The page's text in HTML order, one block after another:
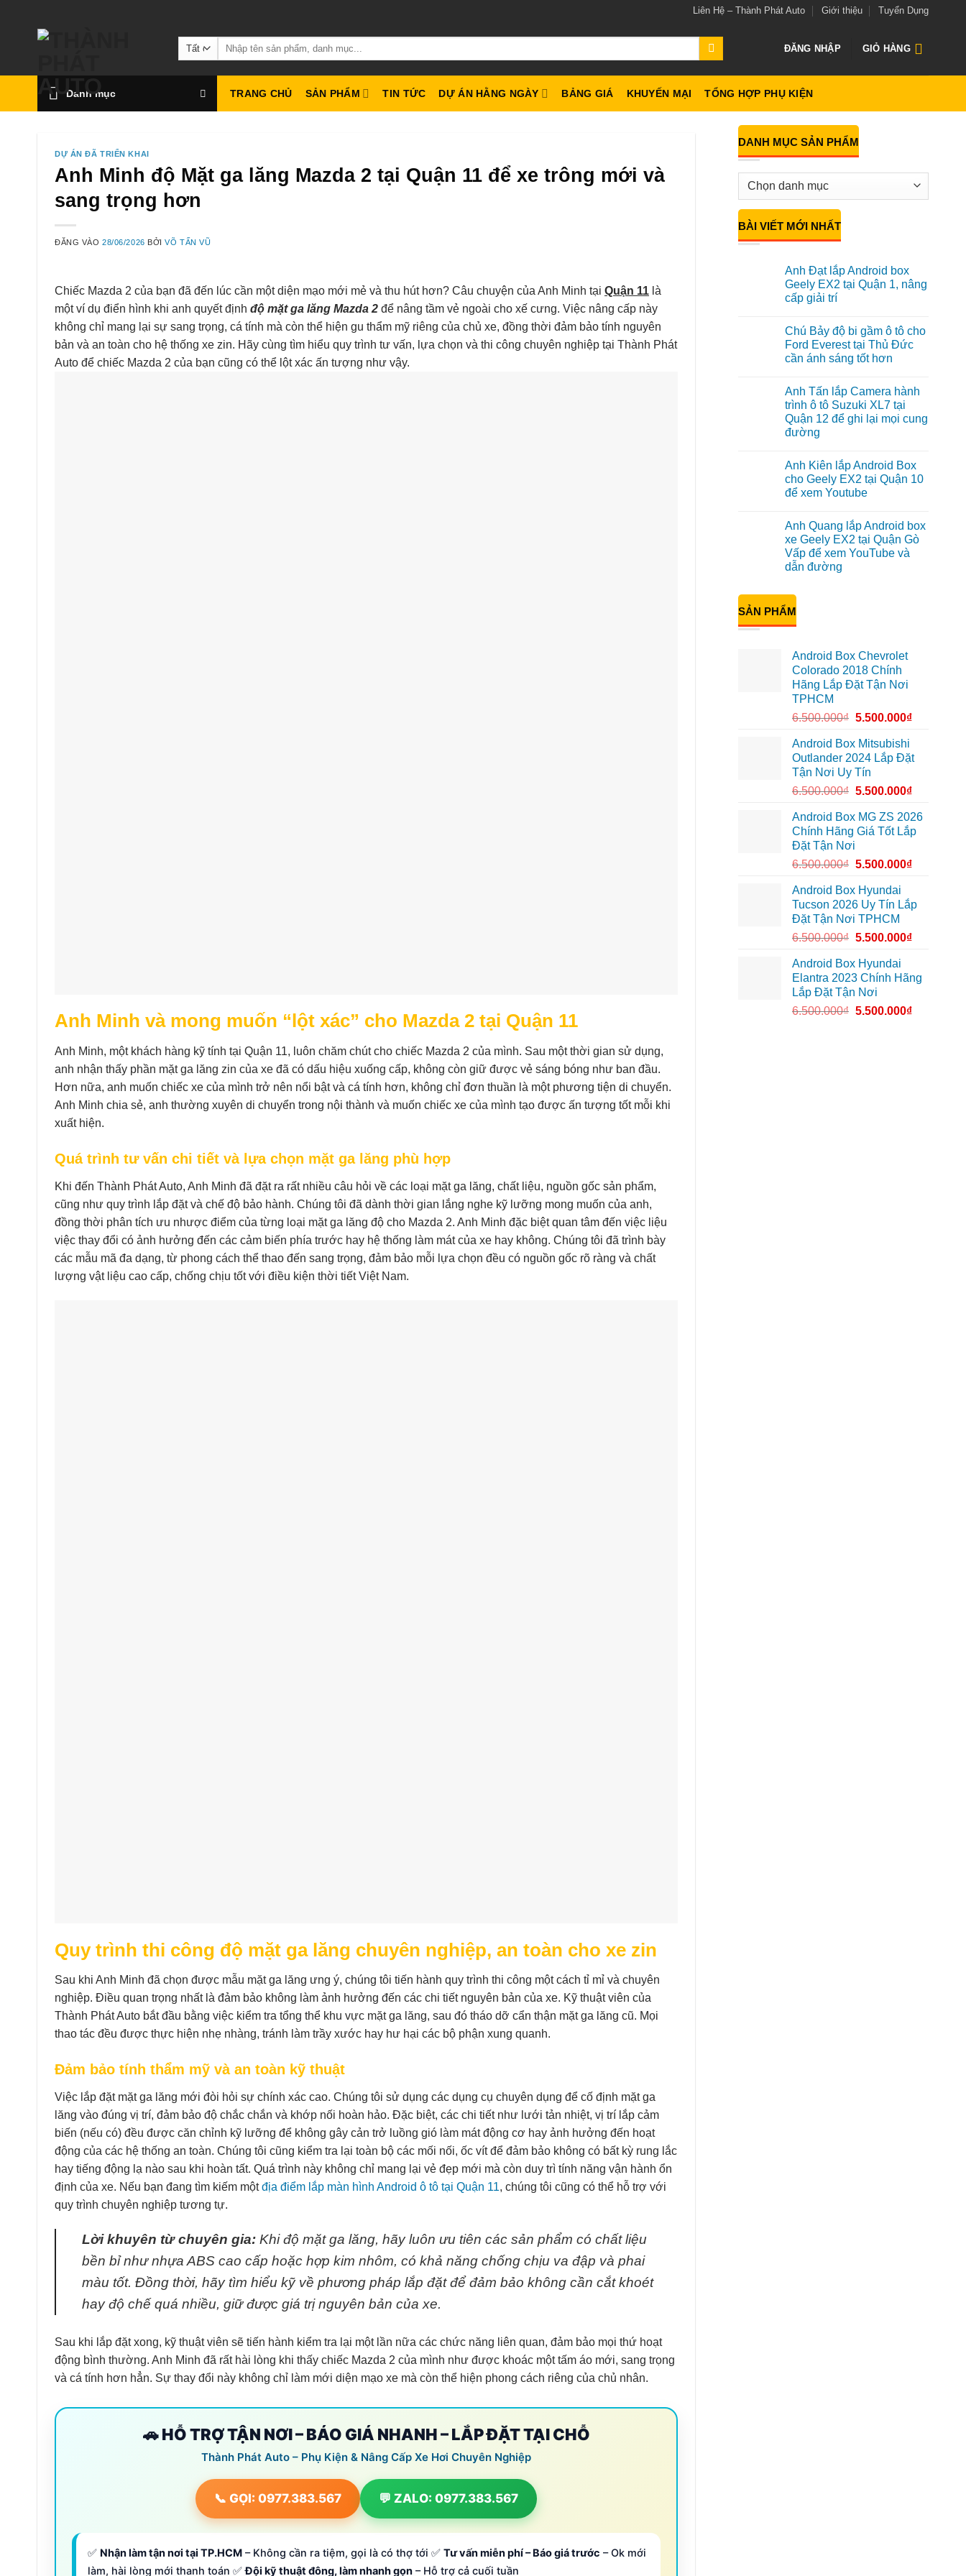
Liên Hệ – Thành Phát Auto Giới thiệu Tuyển Dụng
Tìm
kiếm:
ĐĂNG NHẬP GIỎ HÀNG
Danh mục TRANG CHỦ SẢN PHẨM TIN TỨC DỰ ÁN HẰNG NGÀY BẢNG GIÁ KHUYẾN MẠI TỔNG HỢP PHỤ KIỆN
DỰ ÁN ĐÃ TRIỂN KHAI
Anh Minh độ Mặt ga lăng Mazda 2 tại Quận 11 để xe trông mới và
sang trọng hơn
ĐĂNG VÀO28/06/2026 BỞIVÕ TẤN VŨ
Chiếc Mazda 2 của bạn đã đến lúc cần một diện mạo mới mẻ và thu hút hơn? Câu chuyện của Anh Minh tại Quận 11 là
một ví dụ điển hình khi anh quyết định độ mặt ga lăng Mazda 2 để nâng tầm vẻ ngoài cho xế cưng. Việc nâng cấp này
không chỉ mang lại sự sang trọng, cá tính mà còn thể hiện gu thẩm mỹ riêng của chủ xe, đồng thời đảm bảo tính nguyên
bản và an toàn cho hệ thống xe zin. Hãy cùng tìm hiểu quy trình tư vấn, lựa chọn và thi công chuyên nghiệp tại Thành Phát
Auto để chiếc Mazda 2 của bạn cũng có thể lột xác ấn tượng như vậy.
Anh Minh và mong muốn “lột xác” cho Mazda 2 tại Quận 11
Anh Minh, một khách hàng kỹ tính tại Quận 11, luôn chăm chút cho chiếc Mazda 2 của mình. Sau một thời gian sử dụng,
anh nhận thấy phần mặt ga lăng zin của xe đã có dấu hiệu xuống cấp, không còn giữ được vẻ sáng bóng như ban đầu.
Hơn nữa, anh muốn chiếc xe của mình trở nên nổi bật và cá tính hơn, không chỉ đơn thuần là một phương tiện di chuyển.
Anh Minh chia sẻ, anh thường xuyên di chuyển trong nội thành và muốn chiếc xe của mình tạo được ấn tượng tốt mỗi khi
xuất hiện.
Quá trình tư vấn chi tiết và lựa chọn mặt ga lăng phù hợp
Khi đến Thành Phát Auto, Anh Minh đã đặt ra rất nhiều câu hỏi về các loại mặt ga lăng, chất liệu, nguồn gốc sản phẩm,
cũng như quy trình lắp đặt và chế độ bảo hành. Chúng tôi đã dành thời gian lắng nghe kỹ lưỡng mong muốn của anh,
đồng thời phân tích ưu nhược điểm của từng loại mặt ga lăng độ cho Mazda 2. Anh Minh đặc biệt quan tâm đến việc liệu
việc thay đổi có ảnh hưởng đến các cảm biến phía trước hay hệ thống làm mát của xe hay không. Chúng tôi đã trình bày
các mẫu mã đa dạng, từ phong cách thể thao đến sang trọng, đảm bảo mỗi lựa chọn đều có nguồn gốc rõ ràng và chất
lượng vật liệu cao cấp, chống chịu tốt với điều kiện thời tiết Việt Nam.
Quy trình thi công độ mặt ga lăng chuyên nghiệp, an toàn cho xe zin
Sau khi Anh Minh đã chọn được mẫu mặt ga lăng ưng ý, chúng tôi tiến hành quy trình thi công một cách tỉ mỉ và chuyên
nghiệp. Điều quan trọng nhất là đảm bảo không làm ảnh hưởng đến các chi tiết nguyên bản của xe. Kỹ thuật viên của
Thành Phát Auto bắt đầu bằng việc kiểm tra tổng thể khu vực mặt ga lăng, sau đó tháo dỡ cẩn thận mặt ga lăng cũ. Mọi
thao tác đều được thực hiện nhẹ nhàng, tránh làm trầy xước hay hư hại các bộ phận xung quanh.
Đảm bảo tính thẩm mỹ và an toàn kỹ thuật
Việc lắp đặt mặt ga lăng mới đòi hỏi sự chính xác cao. Chúng tôi sử dụng các dụng cụ chuyên dụng để cố định mặt ga
lăng vào đúng vị trí, đảm bảo độ chắc chắn và khớp nối hoàn hảo. Đặc biệt, các chi tiết như lưới tản nhiệt, vị trí lắp cảm
biến (nếu có) đều được căn chỉnh kỹ lưỡng để không gây cản trở luồng gió làm mát động cơ hay ảnh hưởng đến hoạt
động của các hệ thống an toàn. Chúng tôi cũng kiểm tra lại toàn bộ các mối nối, ốc vít để đảm bảo không có bất kỳ rung lắc
hay tiếng động lạ nào sau khi hoàn tất. Quá trình này không chỉ mang lại vẻ đẹp mới mà còn duy trì tính năng vận hành ổn
định của xe. Nếu bạn đang tìm kiếm mộtđịa điểm lắp màn hình Android ô tô tại Quận 11, chúng tôi cũng có thể hỗ trợ với
quy trình chuyên nghiệp tương tự.
Lời khuyên từ chuyên gia: Khi độ mặt ga lăng, hãy luôn ưu tiên các sản phẩm có chất liệu
bền bỉ như nhựa ABS cao cấp hoặc hợp kim nhôm, có khả năng chống chịu va đập và phai
màu tốt. Đồng thời, hãy tìm hiểu kỹ về phương pháp lắp đặt để đảm bảo không cần cắt khoét
hay độ chế quá nhiều, giữ được giá trị nguyên bản của xe.
Sau khi lắp đặt xong, kỹ thuật viên sẽ tiến hành kiểm tra lại một lần nữa các chức năng liên quan, đảm bảo mọi thứ hoạt
động bình thường. Anh Minh đã rất hài lòng khi thấy chiếc Mazda 2 của mình như được khoác một tấm áo mới, sang trọng
và cá tính hơn hẳn. Sự thay đổi này không chỉ làm mới diện mạo xe mà còn thể hiện phong cách riêng của chủ nhân.
🚗 HỖ TRỢ TẬN NƠI – BÁO GIÁ NHANH – LẮP ĐẶT TẠI CHỖ
Thành Phát Auto – Phụ Kiện & Nâng Cấp Xe Hơi Chuyên Nghiệp
📞 GỌI: 0977.383.567 💬 ZALO: 0977.383.567
✅ Nhận làm tận nơi tại TP.HCM – Không cần ra tiệm, gọi là có thợ tới ✅ Tư vấn miễn phí – Báo giá trước – Ok mới
làm, hài lòng mới thanh toán ✅Đội kỹ thuật đông, làm nhanh gọn – Hỗ trợ cả cuối tuần
DANH MỤC SẢN PHẨM
BÀI VIẾT MỚI NHẤT
Anh Đạt lắp Android box
Geely EX2 tại Quận 1, nâng
cấp giải trí
bình
luận
ở
Anh
Android
box
Geely
EX2
tại
Quận
cấp
giải
trí
Chú Bảy độ bi gầm ô tô cho
Ford Everest tại Thủ Đức
cần ánh sáng tốt hơn
bình
luận
ở
Chú
Bảy
độ
ô
tô
cho
Ford
Thủ
Đức
cần
ánh
sáng
tốt
Anh Tấn lắp Camera hành
trình ô tô Suzuki XL7 tại
Quận 12 để ghi lại mọi cung
đường
bình
luận
ở
Anh
Camera
hành
trình
ô
tô
Suzuki
Quận
12
để
ghi
cung
đường
Anh Kiên lắp Android Box
cho Geely EX2 tại Quận 10
để xem Youtube
bình
luận
ở
Anh
Kiên
lắp
cho
Geely
tại
xem
Youtube
Anh Quang lắp Android box
xe Geely EX2 tại Quận Gò
Vấp để xem YouTube và
dẫn đường
bình
luận
ở
Anh
Android
box
Geely
EX2
Quận
Gò
xem
YouTube
dẫn
đường
SẢN PHẨM
Android Box Chevrolet
Colorado 2018 Chính
Hãng Lắp Đặt Tận Nơi
TPHCM
6.500.000₫ 5.500.000₫
Android Box Mitsubishi
Outlander 2024 Lắp Đặt
Tận Nơi Uy Tín
6.500.000₫ 5.500.000₫
Android Box MG ZS 2026
Chính Hãng Giá Tốt Lắp
Đặt Tận Nơi
6.500.000₫ 5.500.000₫
Android Box Hyundai
Tucson 2026 Uy Tín Lắp
Đặt Tận Nơi TPHCM
6.500.000₫ 5.500.000₫
Android Box Hyundai
Elantra 2023 Chính Hãng
Lắp Đặt Tận Nơi
6.500.000₫ 5.500.000₫